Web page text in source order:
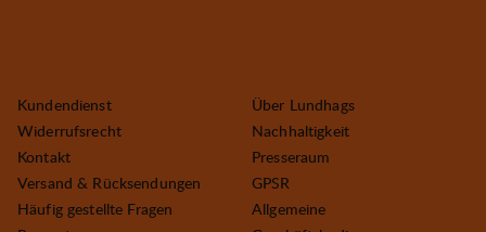
Kundendienst
Widerrufsrecht
Kontakt
Versand & Rücksendungen
Häufig gestellte Fragen
Über Lundhags
Nachhaltigkeit
Presseraum
GPSR
Allgemeine